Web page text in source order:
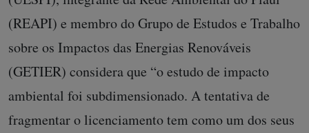
(REAPI) e membro do Grupo de Estudos e Trabalho
sobre os Impactos das Energias Renováveis
(GETIER) considera que “o estudo de impacto
ambiental foi subdimensionado. A tentativa de
fragmentar o licenciamento tem como um dos seus